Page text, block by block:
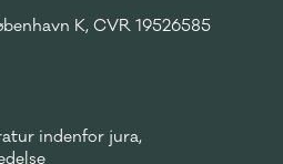
K, CVR 19526585
indenfor jura,